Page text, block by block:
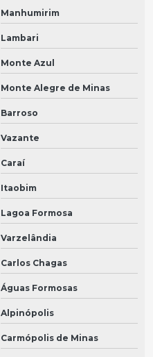
Manhumirim
Lambari
Monte Azul
Monte Alegre de Minas
Barroso
Vazante
Caraí
Itaobim
Lagoa Formosa
Varzelândia
Carlos Chagas
Águas Formosas
Alpinópolis
Carmópolis de Minas